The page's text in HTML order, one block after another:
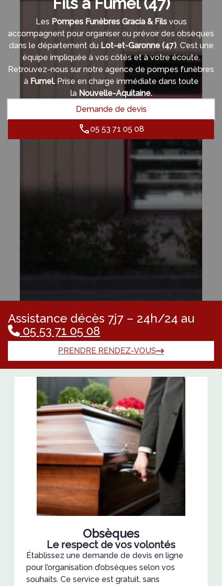
Les Pompes Funèbres Gracia & Fils vous
accompagnent pour organiser ou prévoir des obsèques
dans le département du Lot-et-Garonne (47). C’est une
équipe impliquée à vos côtés et à votre écoute.
Retrouvez-nous sur notre agence de pompes funèbres
à Fumel. Prise en charge immédiate dans toute
laNouvelle-Aquitaine.
Demande de devis
05 53 71 05 08
Assistance décès 7j7 – 24h/24 au
05 53 71 05 08
PRENDRE RENDEZ-VOUS
Obsèques
Le respect de vos volontés
Établissez une demande de devis en ligne
pour l’organisation d’obsèques selon vos
souhaits. Ce service est gratuit, sans